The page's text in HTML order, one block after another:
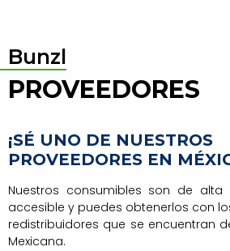
Bunzl
PROVEEDORES
¡SÉ UNO DE NUESTROS
PROVEEDORES EN
Nuestros consumibles son de
accesible y puedes obtenerlos con
redistribuidores que se encuentran
Mexicana.